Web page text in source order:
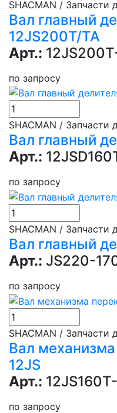
SHACMAN / Запчасти
Вал главный
12JS200T/TA
Арт.:
по запросу
SHACMAN / Запчасти
Вал главный
Арт.:
по запросу
SHACMAN / Запчасти
Вал главный
Арт.: JS220-
по запросу
SHACMAN / Запчасти
Вал
12JS
Арт.:
по запросу